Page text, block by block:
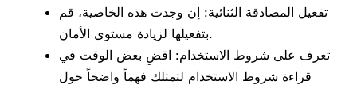
تفعيل المصادقة الثنائية: إن وجدت هذه الخاصية، قم
بتفعيلها لزيادة مستوى الأمان.
تعرف على شروط الاستخدام: اقضِ بعض الوقت في
قراءة شروط الاستخدام لتمتلك فهماً واضحاً حول